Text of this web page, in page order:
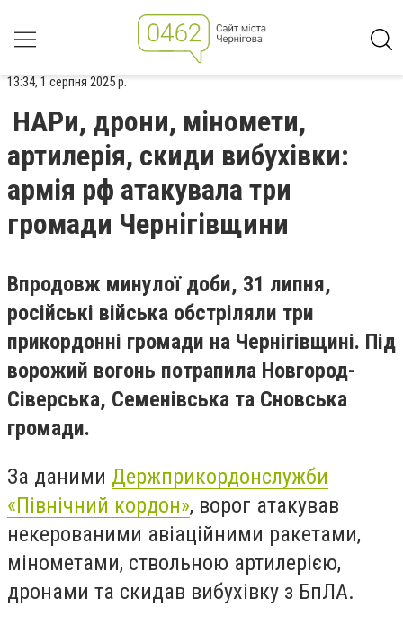
13:34, 1 серпня 2025 р.
НАРи, дрони, міномети,
артилерія, скиди вибухівки:
армія рф атакувала три
громади Чернігівщини
Впродовж минулої доби, 31 липня,
російські війська обстріляли три
прикордонні громади на Чернігівщині. Під
ворожий вогонь потрапила Новгород-
Сіверська, Семенівська та Сновська
громади.
За даними Держприкордонслужби
«Північний кордон», ворог атакував
некерованими авіаційними ракетами,
мінометами, ствольною артилерією,
дронами та скидав вибухівку з БпЛА.